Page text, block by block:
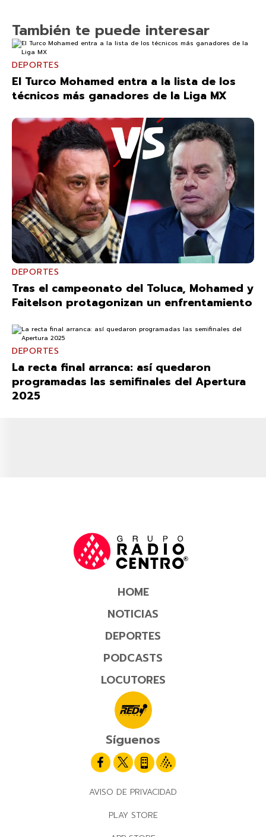
También te puede interesar
DEPORTES
El Turco Mohamed entra a la lista de los
técnicos más ganadores de la Liga MX
DEPORTES
Tras el campeonato del Toluca, Mohamed y
Faitelson protagonizan un enfrentamiento
DEPORTES
La recta final arranca: así quedaron
programadas las semifinales del Apertura
2025
HOME
NOTICIAS
DEPORTES
PODCASTS
LOCUTORES
Síguenos
AVISO DE PRIVACIDAD
PLAY STORE